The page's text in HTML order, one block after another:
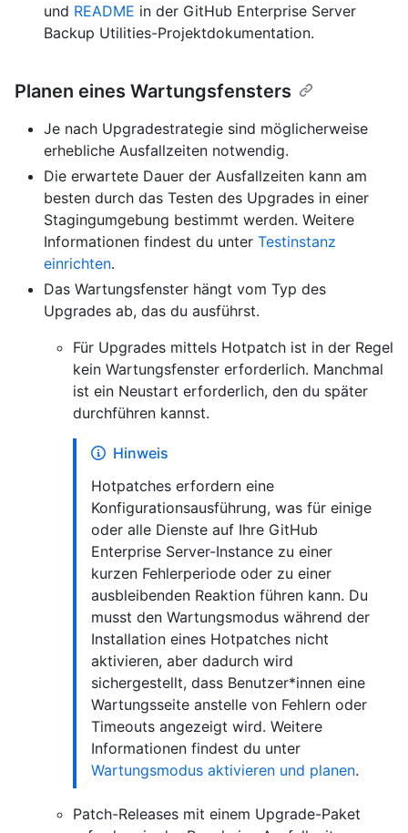
und README in der GitHub Enterprise Server
Backup Utilities-Projektdokumentation.
Planen eines Wartungsfensters
Je nach Upgradestrategie sind möglicherweise
erhebliche Ausfallzeiten notwendig.
Die erwartete Dauer der Ausfallzeiten kann am
besten durch das Testen des Upgrades in einer
Stagingumgebung bestimmt werden. Weitere
Informationen findest du unter Testinstanz
einrichten.
Das Wartungsfenster hängt vom Typ des
Upgrades ab, das du ausführst.
Für Upgrades mittels Hotpatch ist in der Regel
kein Wartungsfenster erforderlich. Manchmal
ist ein Neustart erforderlich, den du später
durchführen kannst.
Hinweis
Hotpatches erfordern eine
Konfigurationsausführung, was für einige
oder alle Dienste auf Ihre GitHub
Enterprise Server-Instance zu einer
kurzen Fehlerperiode oder zu einer
ausbleibenden Reaktion führen kann. Du
musst den Wartungsmodus während der
Installation eines Hotpatches nicht
aktivieren, aber dadurch wird
sichergestellt, dass Benutzer*innen eine
Wartungsseite anstelle von Fehlern oder
Timeouts angezeigt wird. Weitere
Informationen findest du unter
Wartungsmodus aktivieren und planen.
Patch-Releases mit einem Upgrade-Paket